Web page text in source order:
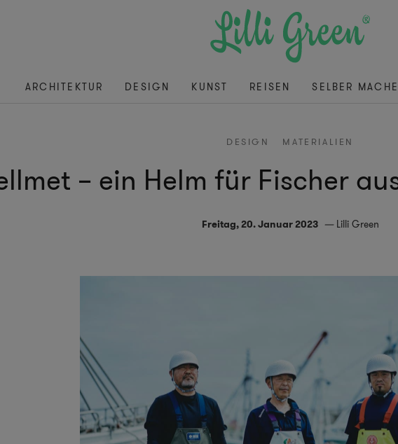
ARCHITEKTUR DESIGN KUNST REISEN SELBER
DESIGN MATERIALIEN
– ein Helm für Fischer
Freitag, 20. Januar 2023 Lilli Green